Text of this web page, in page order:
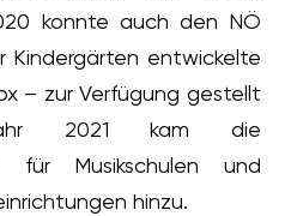
konnte auch den NÖ
Kindergärten entwickelte
– zur Verfügung gestellt
2021 kam die
für Musikschulen und
hinzu.